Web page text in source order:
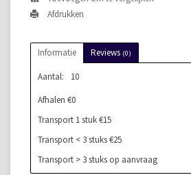
Afdrukken
Informatie Reviews (0)
Aantal:
10
Afhalen €0
Transport 1 stuk €15
Transport < 3 stuks €25
Transport > 3 stuks op aanvraag